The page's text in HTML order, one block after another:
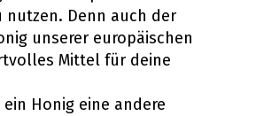
nutzen. Denn auch der
unserer europäischen
Mittel für deine
Honig eine andere